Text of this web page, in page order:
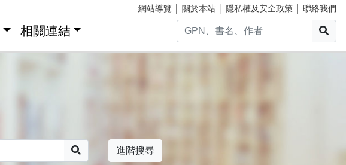
網站導覽 關於本站 隱私權及安全政策 聯絡我們
相關連結
進階搜尋